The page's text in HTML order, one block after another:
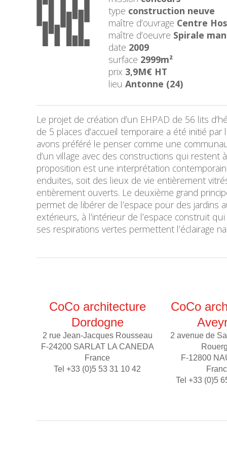
type construction neuve
maître d’ouvrage Centre
maître d’oeuvre Spirale
date 2009
surface 2999m²
prix 3,9M€ HT
lieu Antonne (24)
Le projet de création d’un EHPAD de 56 lits
de 5 places d’accueil temporaire a été initié
avons préféré le penser comme une
d’un village avec des constructions qui
proposition est une interprétation
enduites, soit des lieux de vie entièrement
entièrement ouverts. Le deuxième grand
permet de libérer de l’espace pour des jardins
extérieurs, à l’intérieur de l’espace construit
ses respirations vertes permettent l’éclairage
CoCo architecture
Dordogne
2 rue Jean-Jacques Rousseau
F-24200 SARLAT LA CANEDA
France
Tel +33 (0)5 53 31 10 42
CoCo
2 avenue de
F-12800
Tel +33 (0)5